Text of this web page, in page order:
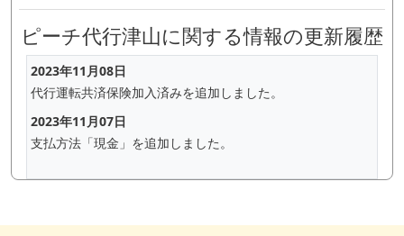
ピーチ代行津山に関する情報の更新履歴
2023年11月08日
代行運転共済保険加入済みを追加しました。
2023年11月07日
支払方法「現金」を追加しました。